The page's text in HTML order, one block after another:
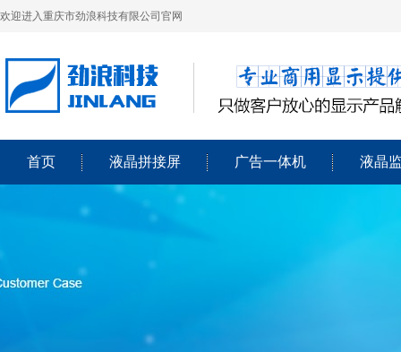
欢迎进入重庆市劲浪科技有限公司官网
首页 液晶拼接屏 广告一体机 液晶